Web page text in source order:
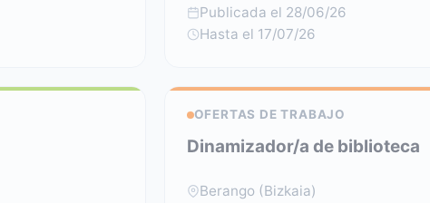
Publicada el 28/06/26
Hasta el 17/07/26
OFERTAS DE TRABAJO
Dinamizador/a de biblioteca
Berango (Bizkaia)